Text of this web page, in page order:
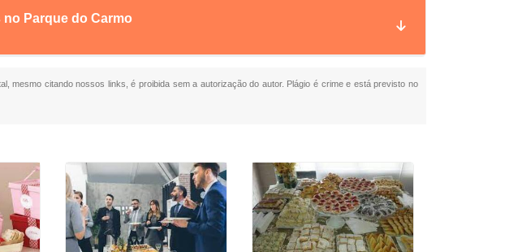
Parque do Carmo
mesmo citando nossos links, é proibida sem a autorização do autor. Plágio é crime e está previsto no